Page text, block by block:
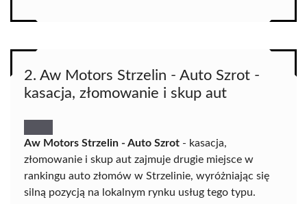
2. Aw Motors Strzelin - Auto Szrot -
kasacja, złomowanie i skup aut
Aw Motors Strzelin - Auto Szrot - kasacja,
złomowanie i skup aut zajmuje drugie miejsce w
rankingu auto złomów w Strzelinie, wyróżniając się
silną pozycją na lokalnym rynku usług tego typu.